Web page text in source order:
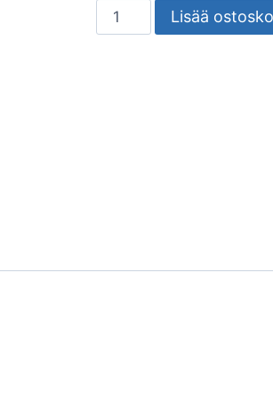
SEINÄVALAISIN
ULKO
Lisää